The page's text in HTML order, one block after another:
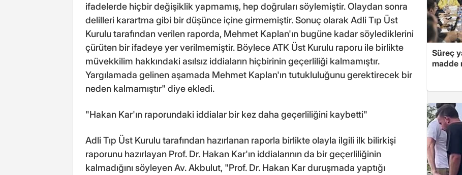
ifadelerde hiçbir değişiklik yapmamış, hep doğruları söylemiştir. Olaydan sonra
delilleri karartma gibi bir düşünce içine girmemiştir. Sonuç olarak Adli Tıp Üst
Kurulu tarafından verilen raporda, Mehmet Kaplan'ın bugüne kadar söylediklerini
çürüten bir ifadeye yer verilmemiştir. Böylece ATK Üst Kurulu raporu ile birlikte
müvekkilim hakkındaki asılsız iddiaların hiçbirinin geçerliliği kalmamıştır.
Yargılamada gelinen aşamada Mehmet Kaplan'ın tutukluluğunu gerektirecek bir
neden kalmamıştır" diye ekledi.
"Hakan Kar'ın raporundaki iddialar bir kez daha geçerliliğini kaybetti"
Adli Tıp Üst Kurulu tarafından hazırlanan raporla birlikte olayla ilgili ilk bilirkişi
raporunu hazırlayan Prof. Dr. Hakan Kar'ın iddialarının da bir geçerliliğinin
kalmadığını söyleyen Av. Akbulut, "Prof. Dr. Hakan Kar duruşmada yaptığı
Süreç
madde